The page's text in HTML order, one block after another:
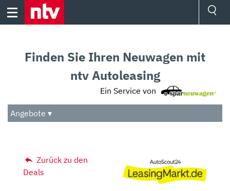
Skip
Audio
Das Beste
Finden Sie Ihren Neuwagen mit
ntv Autoleasing
Ein Service von
Angebote ▾
Zurück zu den
Deals